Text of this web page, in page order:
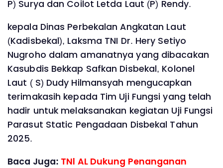
P) Surya dan Coilot Letda Laut (P) Rendy.
kepala Dinas Perbekalan Angkatan Laut
(Kadisbekal), Laksma TNI Dr. Hery Setiyo
Nugroho dalam amanatnya yang dibacakan
Kasubdis Bekkap Safkan Disbekal, Kolonel
Laut ( S) Dudy Hilmansyah mengucapkan
terimakasih kepada Tim Uji Fungsi yang telah
hadir untuk melaksanakan kegiatan Uji Fungsi
Parasut Static Pengadaan Disbekal Tahun
2025.
Baca Juga: TNl AL Dukung Penanganan